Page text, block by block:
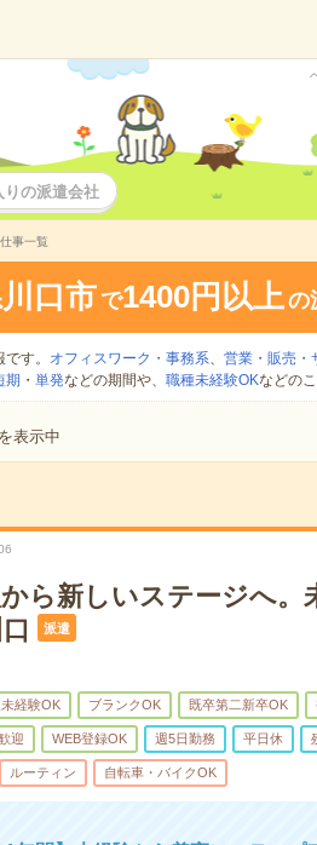
りの派遣会社
事一覧
口市 で1400円以上の
す。 オフィスワーク・事務系、 営業・販売・
期 ・ 単発などの期間や、 職種未経験OKなどの
表示中
から新しいステージへ。
派遣
経験OK ブランクOK 既卒第二新卒OK
迎 WEB登録OK 週5日勤務 平日休
ルーティン 自転車・バイクOK